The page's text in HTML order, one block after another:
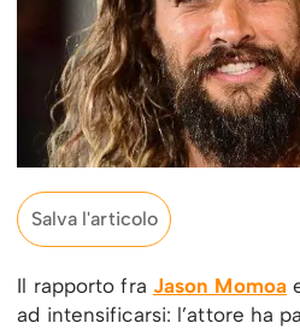
Salva l'articolo
Il rapporto fra Jason Momoa
ad intensificarsi: l’attore ha